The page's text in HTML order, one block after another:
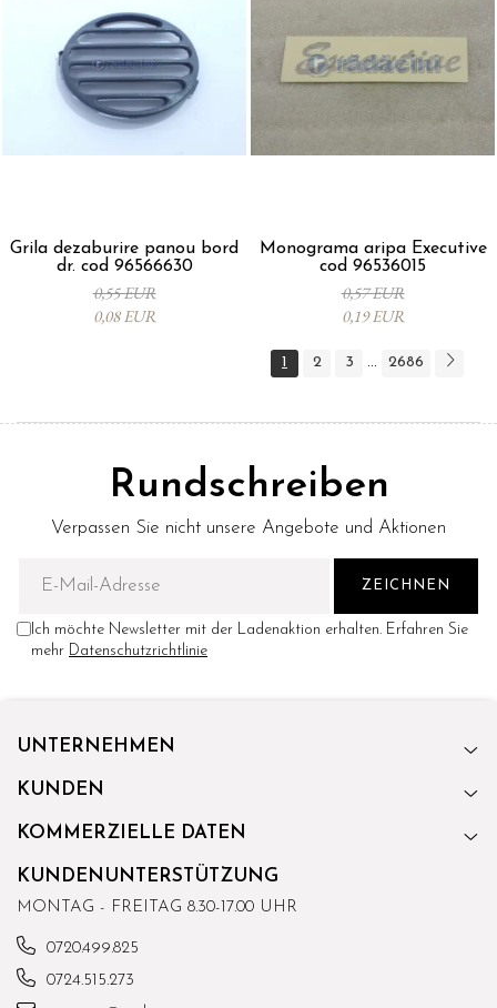
Grila dezaburire panou bord
dr. cod 96566630
0,55 EUR
0,08 EUR
Monograma aripa Executive
cod 96536015
0,57 EUR
0,19 EUR
1 2 3 ... 2686
Rundschreiben
Verpassen Sie nicht unsere Angebote und Aktionen
Ich möchte Newsletter mit der Ladenaktion erhalten. Erfahren Sie
mehr Datenschutzrichtlinie
UNTERNEHMEN
KUNDEN
KOMMERZIELLE DATEN
KUNDENUNTERSTÜTZUNG
MONTAG - FREITAG 8.30-17.00 UHR
0720.499.825
0724.515.273